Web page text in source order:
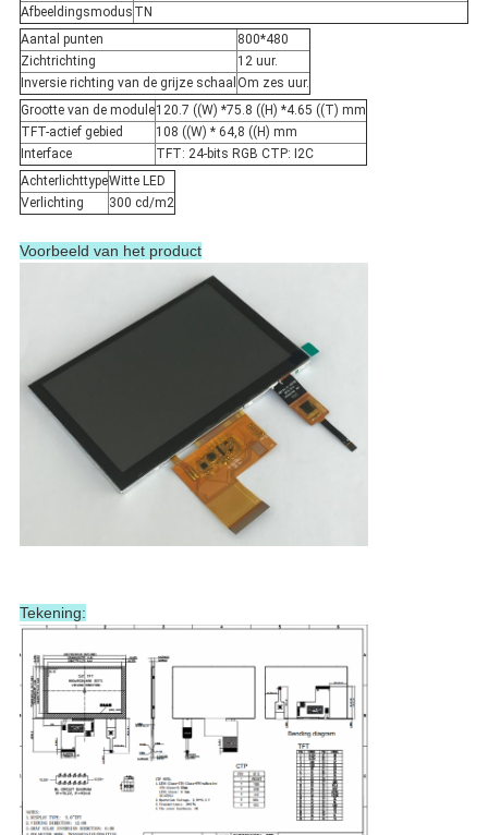
Afbeeldingsmodus TN
Aantal punten
800*480
Zichtrichting
12 uur.
Inversie richting van de grijze schaal Om zes uur.
Grootte van de module120.7 ((W) *75.8 ((H) *4.65 ((T) mm
TFT-actief gebied
108 ((W) * 64,8 ((H) mm
Interface
TFT: 24-bits RGB CTP: I2C
AchterlichttypeWitte LED
Verlichting
300 cd/m2
Voorbeeld van het product
Tekening: